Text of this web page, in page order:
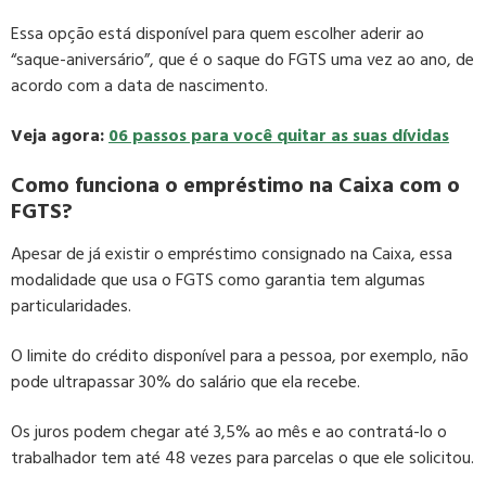
Essa opção está disponível para quem escolher aderir ao
“saque-aniversário”, que é o saque do FGTS uma vez ao ano, de
acordo com a data de nascimento.
Veja agora:06 passos para você quitar as suas dívidas
Como funciona o empréstimo na Caixa com o
FGTS?
Apesar de já existir o empréstimo consignado na Caixa, essa
modalidade que usa o FGTS como garantia tem algumas
particularidades.
O limite do crédito disponível para a pessoa, por exemplo, não
pode ultrapassar 30% do salário que ela recebe.
Os juros podem chegar até 3,5% ao mês e ao contratá-lo o
trabalhador tem até 48 vezes para parcelas o que ele solicitou.